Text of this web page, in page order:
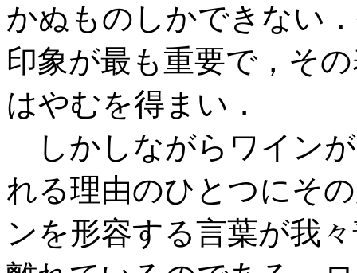
かぬものしかできない
印象が最も重要で，そ
はやむを得まい．
しかしながらワイン
れる理由のひとつにそ
ンを形容する言葉が我